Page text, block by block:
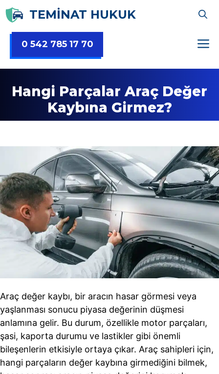
İçeriğe
atla
TEMİNAT HUKUK
0 542 785 17 70
Hangi Parçalar Araç Değer
Kaybına Girmez?
Araç değer kaybı, bir aracın hasar görmesi veya
yaşlanması sonucu piyasa değerinin düşmesi
anlamına gelir. Bu durum, özellikle motor parçaları,
şasi, kaporta durumu ve lastikler gibi önemli
bileşenlerin etkisiyle ortaya çıkar. Araç sahipleri için,
hangi parçaların değer kaybına girmediğini bilmek,